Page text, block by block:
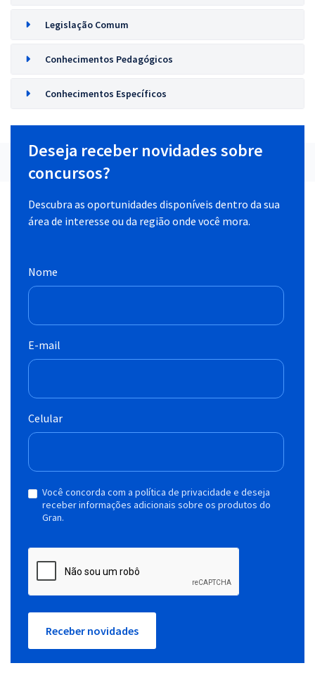
Legislação Comum
Conhecimentos Pedagógicos
Conhecimentos Específicos
Deseja receber novidades sobre
concursos?
Descubra as oportunidades disponíveis dentro da sua
área de interesse ou da região onde você mora.
Nome
E-mail
Celular
Você concorda com a política de privacidade e deseja
receber informações adicionais sobre os produtos do
Gran.
Receber novidades